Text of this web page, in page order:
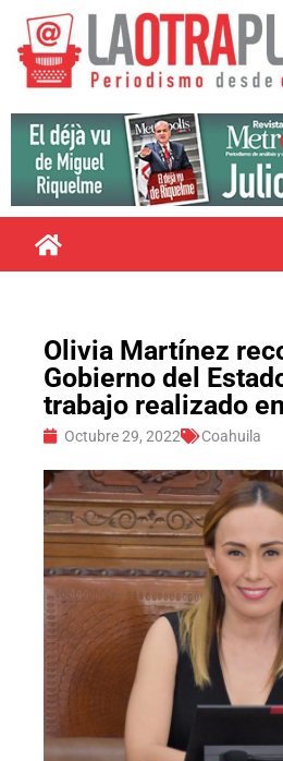
Olivia Martínez
Gobierno del
trabajo realizado
Octubre 29, 2022 Coahuila